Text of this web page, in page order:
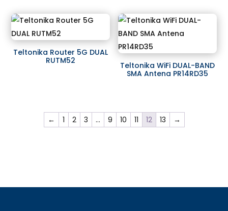
Teltonika Router 5G DUAL
RUTM52
Teltonika WiFi DUAL-BAND
SMA Antena PR14RD35
← 1 2 3 … 9 10 11 12 13 →